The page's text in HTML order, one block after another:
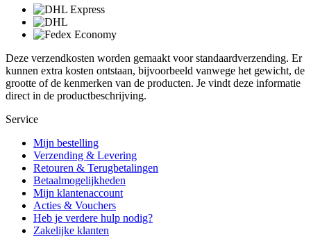
Deze verzendkosten worden gemaakt voor standaardverzending. Er
kunnen extra kosten ontstaan, bijvoorbeeld vanwege het gewicht, de
grootte of de kenmerken van de producten. Je vindt deze informatie
direct in de productbeschrijving.
Service
Mijn bestelling
Verzending & Levering
Retouren & Terugbetalingen
Betaalmogelijkheden
Mijn klantenaccount
Acties & Vouchers
Heb je verdere hulp nodig?
Zakelijke klanten